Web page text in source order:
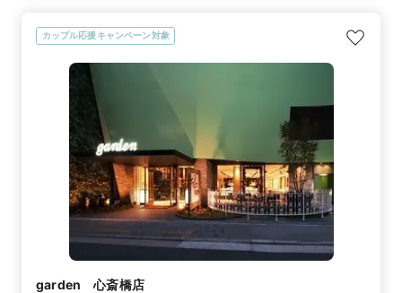
カップル応援キャンペーン対象
garden 心斎橋店